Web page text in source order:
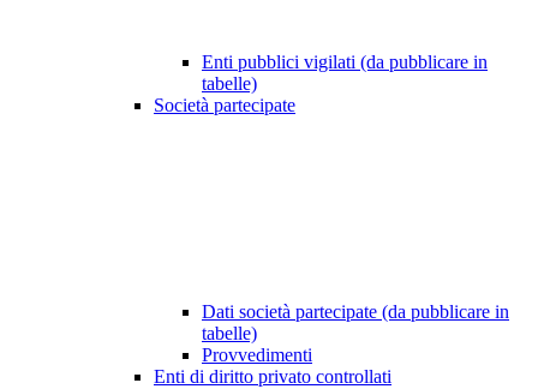
Enti pubblici vigilati (da pubblicare in
tabelle)
Società partecipate
Dati società partecipate (da pubblicare in
tabelle)
Provvedimenti
Enti di diritto privato controllati